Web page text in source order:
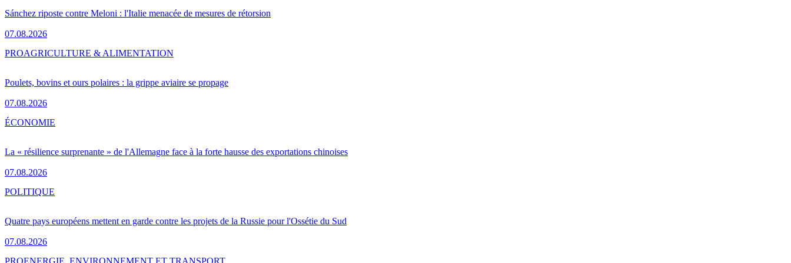
Sánchez riposte contre Meloni : l'Italie menacée de mesures de rétorsion
07.08.2026
Poulets, bovins et ours polaires : la grippe aviaire se propage
07.08.2026
PROAGRICULTURE & ALIMENTATION
La « résilience surprenante » de l'Allemagne face à la forte hausse des exportations chinoises
07.08.2026
ÉCONOMIE
Quatre pays européens mettent en garde contre les projets de la Russie pour l'Ossétie du Sud
07.08.2026
POLITIQUE
PROENERGIE, ENVIRONNEMENT ET TRANSPORT